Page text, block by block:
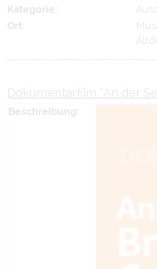
Kategorie:
Ort:
Dokumentarfilm "An der
Beschreibung: